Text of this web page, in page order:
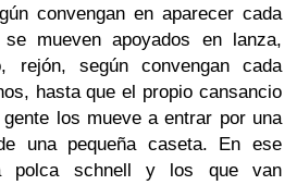
convengan en aparecer cada
mueven apoyados en lanza,
rejón, según convengan cada
hasta que el propio cansancio
los mueve a entrar por una
una pequeña caseta. En ese
polca schnell y los que van